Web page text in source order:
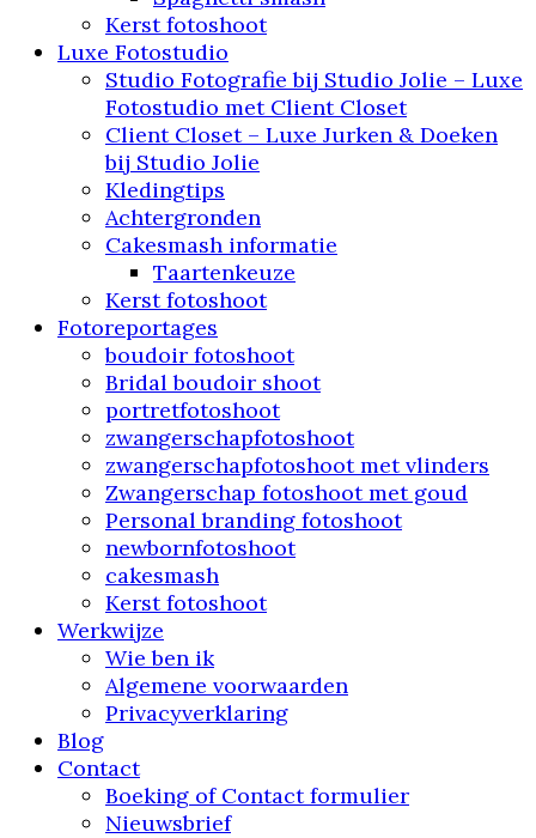
Kerst fotoshoot
Luxe Fotostudio
Studio Fotografie bij Studio Jolie – Luxe
Fotostudio met Client Closet
Client Closet – Luxe Jurken & Doeken
bij Studio Jolie
Kledingtips
Achtergronden
Cakesmash informatie
Taartenkeuze
Kerst fotoshoot
Fotoreportages
boudoir fotoshoot
Bridal boudoir shoot
portretfotoshoot
zwangerschapfotoshoot
zwangerschapfotoshoot met vlinders
Zwangerschap fotoshoot met goud
Personal branding fotoshoot
newbornfotoshoot
cakesmash
Kerst fotoshoot
Werkwijze
Wie ben ik
Algemene voorwaarden
Privacyverklaring
Blog
Contact
Boeking of Contact formulier
Nieuwsbrief